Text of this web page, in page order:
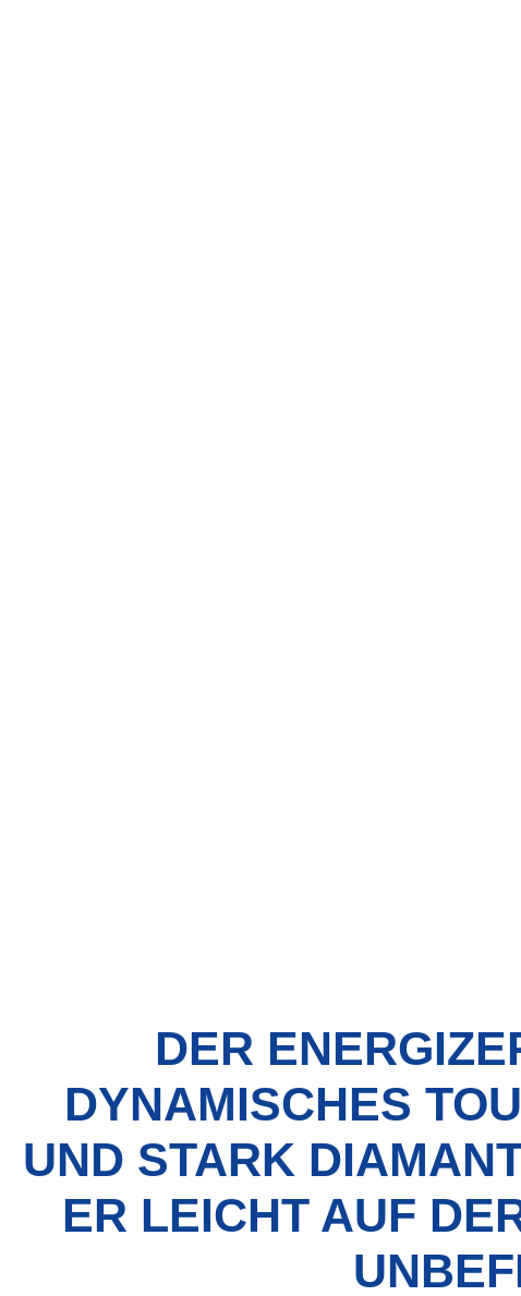
DER
DYNAMISCHES
UND STARK
ER LEICHT AUF